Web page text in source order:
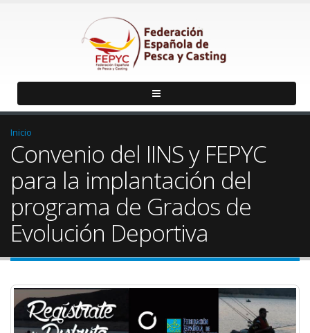
Inicio
Convenio del IINS y FEPYC
para la implantación del
programa de Grados de
Evolución Deportiva